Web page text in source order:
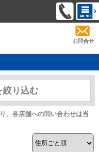
お問合せ
絞り込む
、各店舗への問い合わせは当